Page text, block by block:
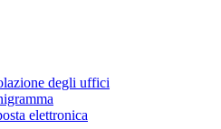
degli uffici
elettronica